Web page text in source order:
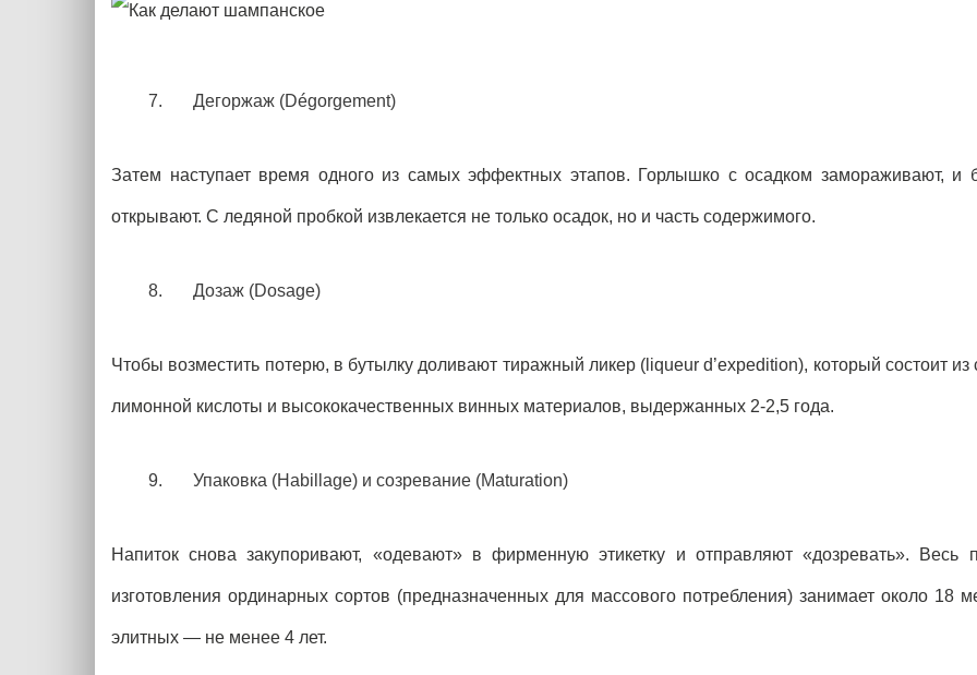
Дегоржаж (Dégorgement)
Затем наступает время одного из самых эффектных этапов. Горлышко с осадком замораживают, и
открывают. С ледяной пробкой извлекается не только осадок, но и часть содержимого.
Дозаж (Dosage)
Чтобы возместить потерю, в бутылку доливают тиражный ликер (liqueur d’expedition), который состоит из
лимонной кислоты и высококачественных винных материалов, выдержанных 2-2,5 года.
Упаковка (Habillage) и созревание (Maturation)
Напиток снова закупоривают, «одевают» в фирменную этикетку и отправляют «дозревать». Весь
изготовления ординарных сортов (предназначенных для массового потребления) занимает около 18
элитных — не менее 4 лет.